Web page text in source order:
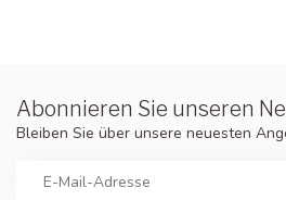
Abonnieren Sie unseren
Bleiben Sie über unsere neuesten